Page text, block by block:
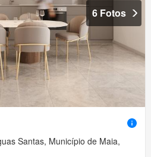
6 Fotos
Santas, Município de Maia,